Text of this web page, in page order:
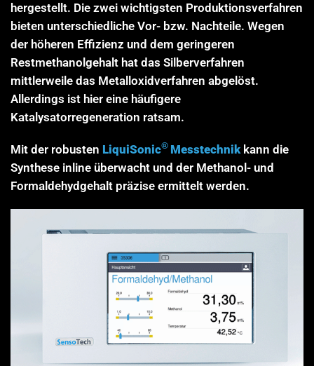
hergestellt. Die zwei wichtigsten Produktionsverfahren
bieten unterschiedliche Vor- bzw. Nachteile. Wegen
der höheren Effizienz und dem geringeren
Restmethanolgehalt hat das Silberverfahren
mittlerweile das Metalloxidverfahren abgelöst.
Allerdings ist hier eine häufigere
Katalysatorregeneration ratsam.
Mit der robusten LiquiSonic® Messtechnik kann die
Synthese inline überwacht und der Methanol- und
Formaldehydgehalt präzise ermittelt werden.